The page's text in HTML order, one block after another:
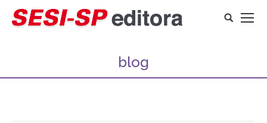
Search:
blog
Você está aqui: